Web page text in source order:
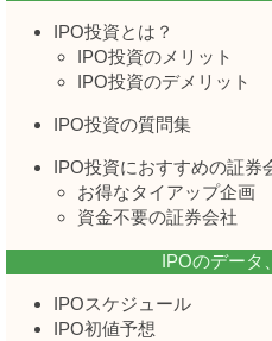
IPO投資とは？
IPO投資のメリット
IPO投資のデメリット
IPO投資の質問集
IPO投資におすすめの証券
お得なタイアップ企画
資金不要の証券会社
IPOのデータ
IPOスケジュール
IPO初値予想